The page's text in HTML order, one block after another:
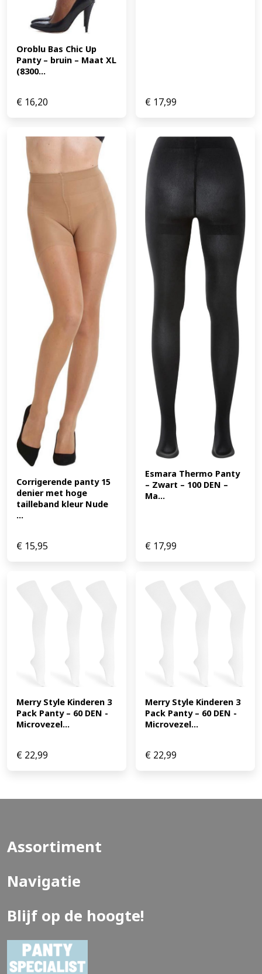
Oroblu Bas Chic Up
Panty – bruin – Maat XL
(8300...
€ 16,20 € 17,99
Corrigerende panty 15
denier met hoge
tailleband kleur Nude
...
€ 15,95
Esmara Thermo Panty
– Zwart – 100 DEN –
Ma...
€ 17,99
Merry Style Kinderen 3
Pack Panty – 60 DEN -
Microvezel...
€ 22,99
Merry Style Kinderen 3
Pack Panty – 60 DEN -
Microvezel...
€ 22,99
Assortiment
Navigatie
Blijf op de hoogte!